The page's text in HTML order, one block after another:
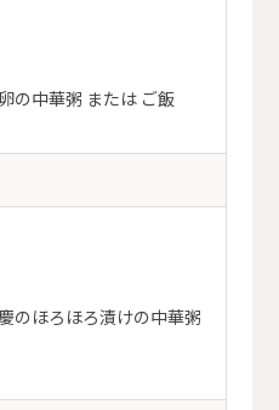
の中華粥 または ご飯
のほろほろ漬けの中華粥